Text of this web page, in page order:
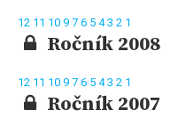
12 11 10 9 7 6 5 43 2 1
Ročník 2008
12 11 10 9 7 6 5 43 2 1
Ročník 2007